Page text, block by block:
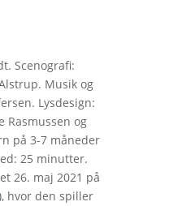
Scenografi:
Musik og
Lysdesign:
Rasmussen og
på 3-7 måneder
25 minutter.
26. maj 2021 på
hvor den spiller